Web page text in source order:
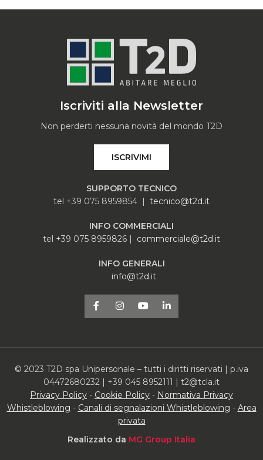
Iscriviti alla Newsletter
Non perderti nessuna novità del mondo T2D
ISCRIVIMI
SUPPORTO TECNICO
tel +39 075 8959854 | tecnico@t2d.it
INFO COMMERCIALI
tel +39 075 8959826 | commerciale@t2d.it
INFO GENERALI
info@t2d.it
© 2023 T2D spa Unipersonale – tutti i diritti riservati | p.iva
04472680232 | +39 045 8952111 | t2@tcla.it
Privacy Policy - Cookie Policy - Normativa Privacy
Whistleblowing - Canali di segnalazioni Whistleblowing - Area
privata
Realizzato da MG Group Italia